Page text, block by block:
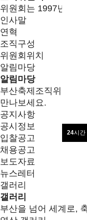
24시간
위원회는 1997년 부
인사말
연혁
조직구성
위원회위치
알림마당
알림마당
부산축제조직위원회
만나보세요.
공지사항
공시정보
입찰공고
채용공고
보도자료
뉴스레터
갤러리
갤러리
부산을 넘어 세계로,